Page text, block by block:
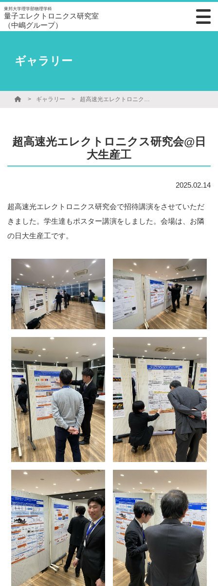
東邦大学理学部物理学科
量子エレクトロニクス研究室
（中嶋グループ）
ギャラリー
ギャラリー 超高速光エレクトロニクス研究会@日大生産工
超高速光エレクトロニクス研究会@日
大生産工
2025.02.14
超高速光エレクトロニクス研究会で招待講演をさせていただ
きました。学生達もポスター講演をしました。会場は、お隣
の日大生産工です。